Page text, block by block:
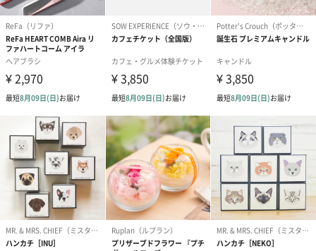
ぬいぐるみ
愛らしいぬいぐるみを同梱してお届けします。
誕生日・記念日・出産祝いなどのシーンにおすすめです。
フラワーテディベア
（2,390円）
テディベア（バニラ）
（1,760円）
テディベア（
ル）（1,760円